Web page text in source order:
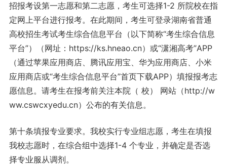
招报考设第一志愿和第二志愿，考生可选择1-2 所院校在指
定网上平台进行报考。在此期间，考生可登录湖南省普通
高校招生考试考生综合信息平台（以下简称“考生综合信息
平台”）（网址：https://ks.hneao.cn）或“潇湘高考”APP
（通过苹果应用商店、腾讯应用宝、华为应用商店、小米
应用商店或“考生综合信息平台”首页下载APP）填报报考志
愿信息。请考生在报考前关注本院（ 校） 网站（http://w
ww.cswcxyedu.cn）公布的有关信息。
第十条填报专业要求。我校实行专业组志愿，考生在填报
我校志愿时，在综合组中选择1-4 个专业，并确定是否选
择专业服从调剂。